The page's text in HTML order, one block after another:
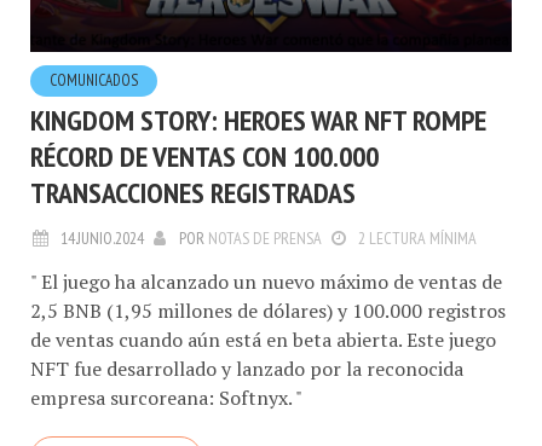
COMUNICADOS
KINGDOM STORY: HEROES WAR NFT ROMPE
RÉCORD DE VENTAS CON 100.000
TRANSACCIONES REGISTRADAS
14.JUNIO.2024 POR NOTAS DE PRENSA 2 LECTURA MÍNIMA
" El juego ha alcanzado un nuevo máximo de ventas de
2,5 BNB (1,95 millones de dólares) y 100.000 registros
de ventas cuando aún está en beta abierta. Este juego
NFT fue desarrollado y lanzado por la reconocida
empresa surcoreana: Softnyx. "